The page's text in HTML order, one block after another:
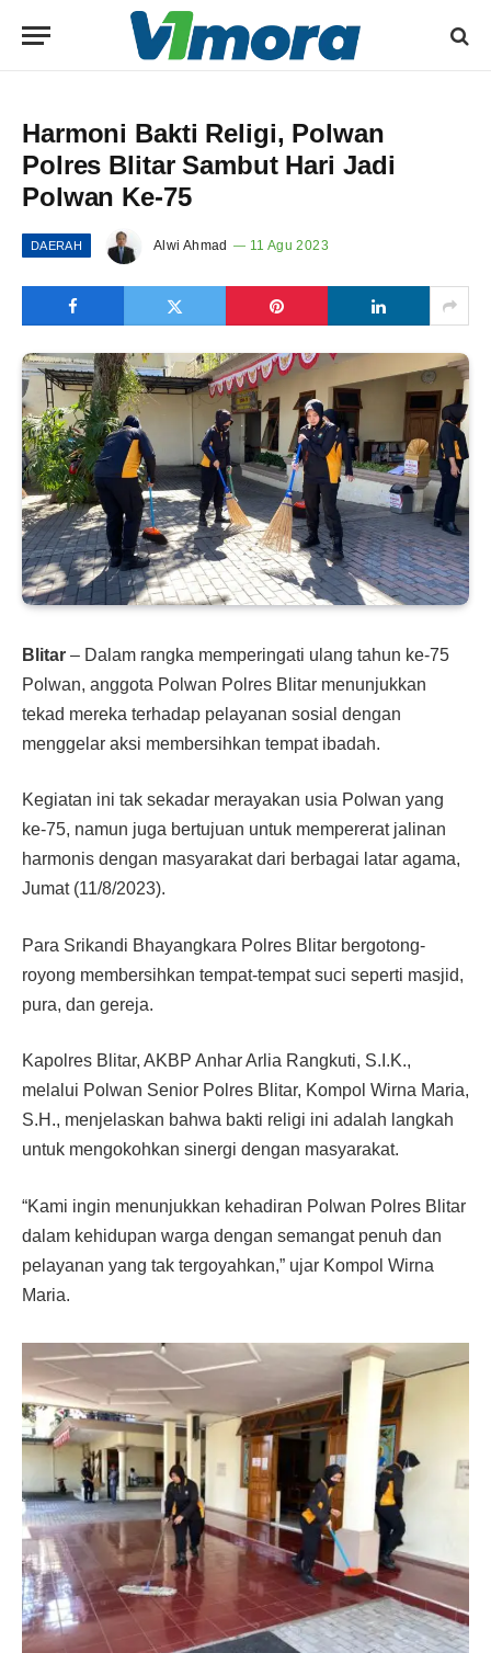
Harmoni Bakti Religi, Polwan
Polres Blitar Sambut Hari Jadi
Polwan Ke-75
DAERAH Alwi Ahmad 11 Agu 2023
Blitar – Dalam rangka memperingati ulang tahun ke-75
Polwan, anggota Polwan Polres Blitar menunjukkan
tekad mereka terhadap pelayanan sosial dengan
menggelar aksi membersihkan tempat ibadah.
Kegiatan ini tak sekadar merayakan usia Polwan yang
ke-75, namun juga bertujuan untuk mempererat jalinan
harmonis dengan masyarakat dari berbagai latar agama,
Jumat (11/8/2023).
Para Srikandi Bhayangkara Polres Blitar bergotong-
royong membersihkan tempat-tempat suci seperti masjid,
pura, dan gereja.
Kapolres Blitar, AKBP Anhar Arlia Rangkuti, S.I.K.,
melalui Polwan Senior Polres Blitar, Kompol Wirna Maria,
S.H., menjelaskan bahwa bakti religi ini adalah langkah
untuk mengokohkan sinergi dengan masyarakat.
“Kami ingin menunjukkan kehadiran Polwan Polres Blitar
dalam kehidupan warga dengan semangat penuh dan
pelayanan yang tak tergoyahkan,” ujar Kompol Wirna
Maria.